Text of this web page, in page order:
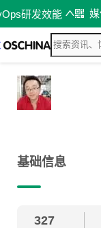
研发效能
基础信息
327